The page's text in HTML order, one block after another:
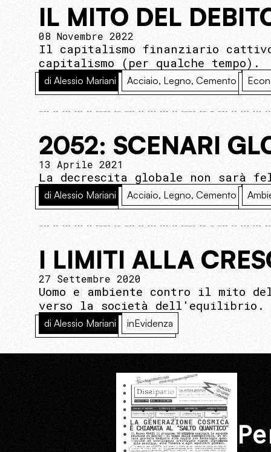
IL MITO DEL
08 Novembre 2022
Il capitalismo finanziario
capitalismo (per qualche tempo).
di Alessio Mariani Acciaio, Legno, Cemento
2052: SCENARI
13 Aprile 2021
La decrescita globale non sarà
di Alessio Mariani Acciaio, Legno, Cemento
I LIMITI ALLA
27 Settembre 2020
Uomo e ambiente contro il
verso la società dell'equilibrio.
di Alessio Mariani inEvidenza